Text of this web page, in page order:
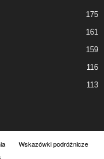
175
161
159
116
113
Wskazówki podróżnicze